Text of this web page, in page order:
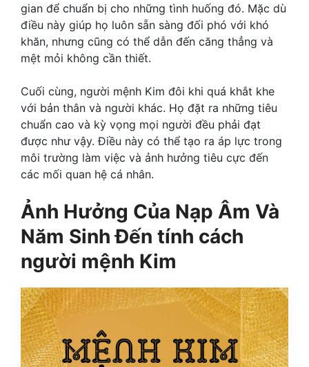
gian để chuẩn bị cho những tình huống đó. Mặc dù
điều này giúp họ luôn sẵn sàng đối phó với khó
khăn, nhưng cũng có thể dẫn đến căng thẳng và
mệt mỏi không cần thiết.
Cuối cùng, người mệnh Kim đôi khi quá khắt khe
với bản thân và người khác. Họ đặt ra những tiêu
chuẩn cao và kỳ vọng mọi người đều phải đạt
được như vậy. Điều này có thể tạo ra áp lực trong
môi trường làm việc và ảnh hưởng tiêu cực đến
các mối quan hệ cá nhân.
Ảnh Hưởng Của Nạp Âm Và
Năm Sinh Đến tính cách
người mệnh Kim